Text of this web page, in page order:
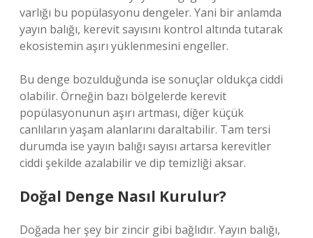
varlığı bu popülasyonu dengeler. Yani bir anlamda
yayın balığı, kerevit sayısını kontrol altında tutarak
ekosistemin aşırı yüklenmesini engeller.
Bu denge bozulduğunda ise sonuçlar oldukça ciddi
olabilir. Örneğin bazı bölgelerde kerevit
popülasyonunun aşırı artması, diğer küçük
canlıların yaşam alanlarını daraltabilir. Tam tersi
durumda ise yayın balığı sayısı artarsa kerevitler
ciddi şekilde azalabilir ve dip temizliği aksar.
Doğal Denge Nasıl Kurulur?
Doğada her şey bir zincir gibi bağlıdır. Yayın balığı,